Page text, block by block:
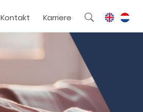
Kontakt Karriere